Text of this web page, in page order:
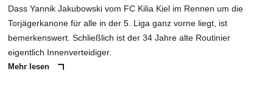
Dass Yannik Jakubowski vom FC Kilia Kiel im Rennen um die
Torjägerkanone für alle in der 5. Liga ganz vorne liegt, ist
bemerkenswert. Schließlich ist der 34 Jahre alte Routinier
eigentlich Innenverteidiger.
Mehr lesen